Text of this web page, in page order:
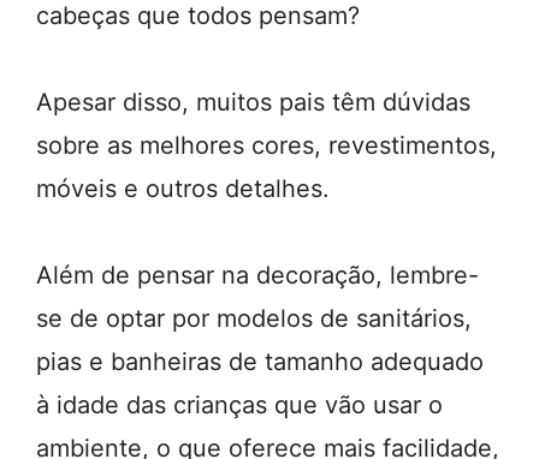
cabeças que todos pensam?
Apesar disso, muitos pais têm dúvidas
sobre as melhores cores, revestimentos,
móveis e outros detalhes.
Além de pensar na decoração, lembre-
se de optar por modelos de sanitários,
pias e banheiras de tamanho adequado
à idade das crianças que vão usar o
ambiente, o que oferece mais facilidade,